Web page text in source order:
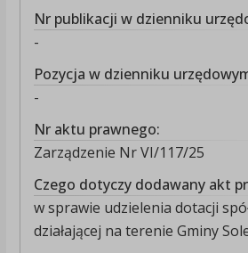
Nr publikacji w dzienniku
-
Pozycja w dzienniku
-
Nr aktu prawnego:
Zarządzenie Nr VI/117/25
Czego dotyczy dodawany akt
w sprawie udzielenia dotacji
działającej na terenie Gminy